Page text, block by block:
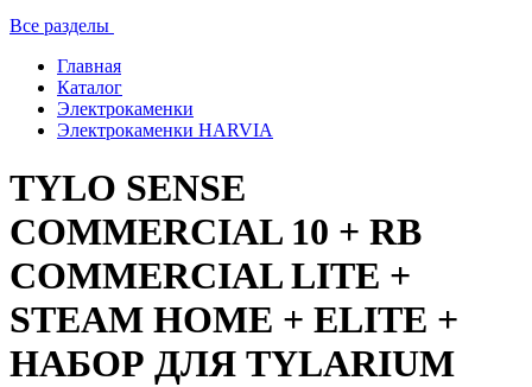
Все разделы
Главная
Каталог
Электрокаменки
Электрокаменки HARVIA
TYLO SENSE
COMMERCIAL 10 + RB
COMMERCIAL LITE +
STEAM HOME + ELITE +
НАБОР ДЛЯ TYLARIUM